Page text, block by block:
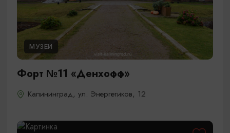
МУЗЕИ
Форт №11 «Денхофф»
Калининград, ул. Энергетиков, 12